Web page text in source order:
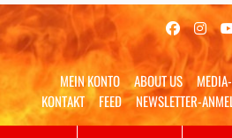
MEIN KONTO ABOUT US
KONTAKT
FEED NEWSLETTER-